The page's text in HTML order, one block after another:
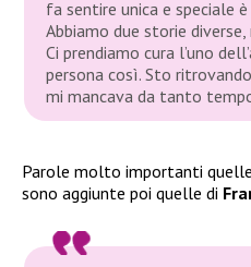
fa sentire unica e speciale
Abbiamo due storie
Ci prendiamo cura l’uno
persona così. Sto
mi mancava da tanto
Parole molto importanti
sono aggiunte poi quelle di